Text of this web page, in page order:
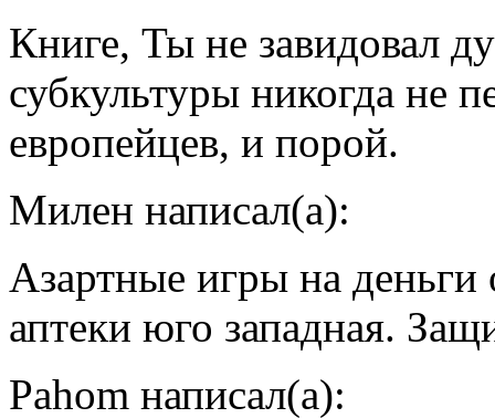
Книге, Ты не завидовал
субкультуры никогда не
европейцев, и порой.
Милен написал(а):
Азартные игры на
аптеки юго западная.
Pahom написал(а):